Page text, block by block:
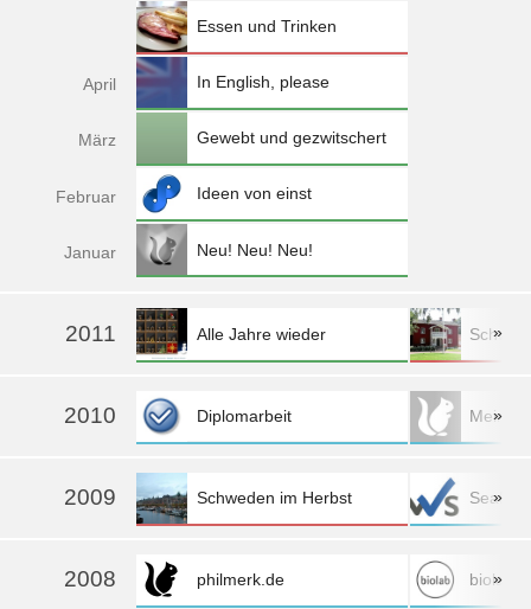
Essen und Trinken
April In English, please
März Gewebt und gezwitschert
Februar Ideen von einst
Januar Neu! Neu! Neu!
2011 Alle Jahre wieder »
2010 Diplomarbeit Mein
mehr »
»
2009 Schweden im Herbst »
2008 philmerk.de biolab
»